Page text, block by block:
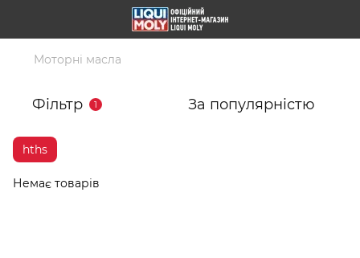
Моторні масла
Фільтр 1 За популярністю
hths
Немає товарів